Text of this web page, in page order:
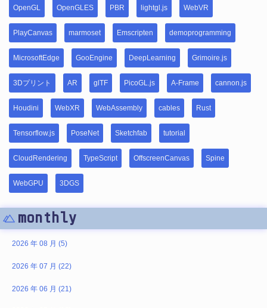
OpenGL OpenGLES PBR lightgl.js WebVR
PlayCanvas marmoset Emscripten demoprogramming
MicrosoftEdge GooEngine DeepLearning Grimoire.js
3Dプリント AR glTF PicoGL.js A-Frame cannon.js
Houdini WebXR WebAssembly cables Rust
Tensorflow.js PoseNet Sketchfab tutorial
CloudRendering TypeScript OffscreenCanvas Spine
WebGPU 3DGS
monthly
2026 年 08 月 (5)
2026 年 07 月 (22)
2026 年 06 月 (21)